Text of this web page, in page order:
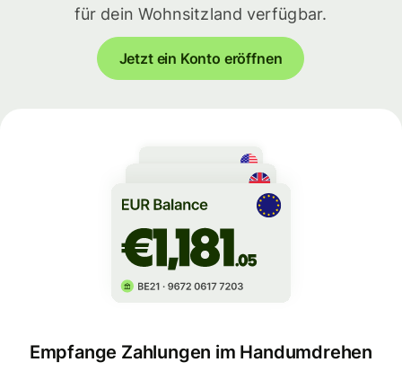
für dein Wohnsitzland verfügbar.
Jetzt ein Konto eröffnen
Empfange Zahlungen im Handumdrehen